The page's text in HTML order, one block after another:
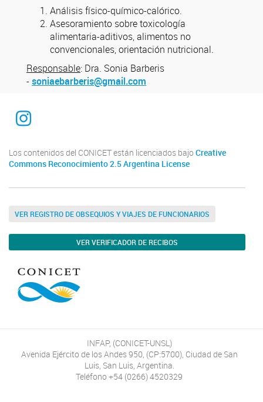
Análisis físico-químico-calórico.
Asesoramiento sobre toxicología
alimentaria-aditivos, alimentos no
convencionales, orientación nutricional.
Responsable: Dra. Sonia Barberis
-soniaebarberis@gmail.com
Instagram
Los contenidos del CONICET están licenciados bajo Creative
Commons Reconocimiento 2.5 Argentina License
VER REGISTRO DE OBSEQUIOS Y VIAJES DE FUNCIONARIOS
VER VERIFICADOR DE RECIBOS
INFAP, (CONICET-UNSL)
Avenida Ejército de los Andes 950, (CP:5700), Ciudad de San
Luis, San Luis, Argentina.
Teléfono +54 (0266) 4520329